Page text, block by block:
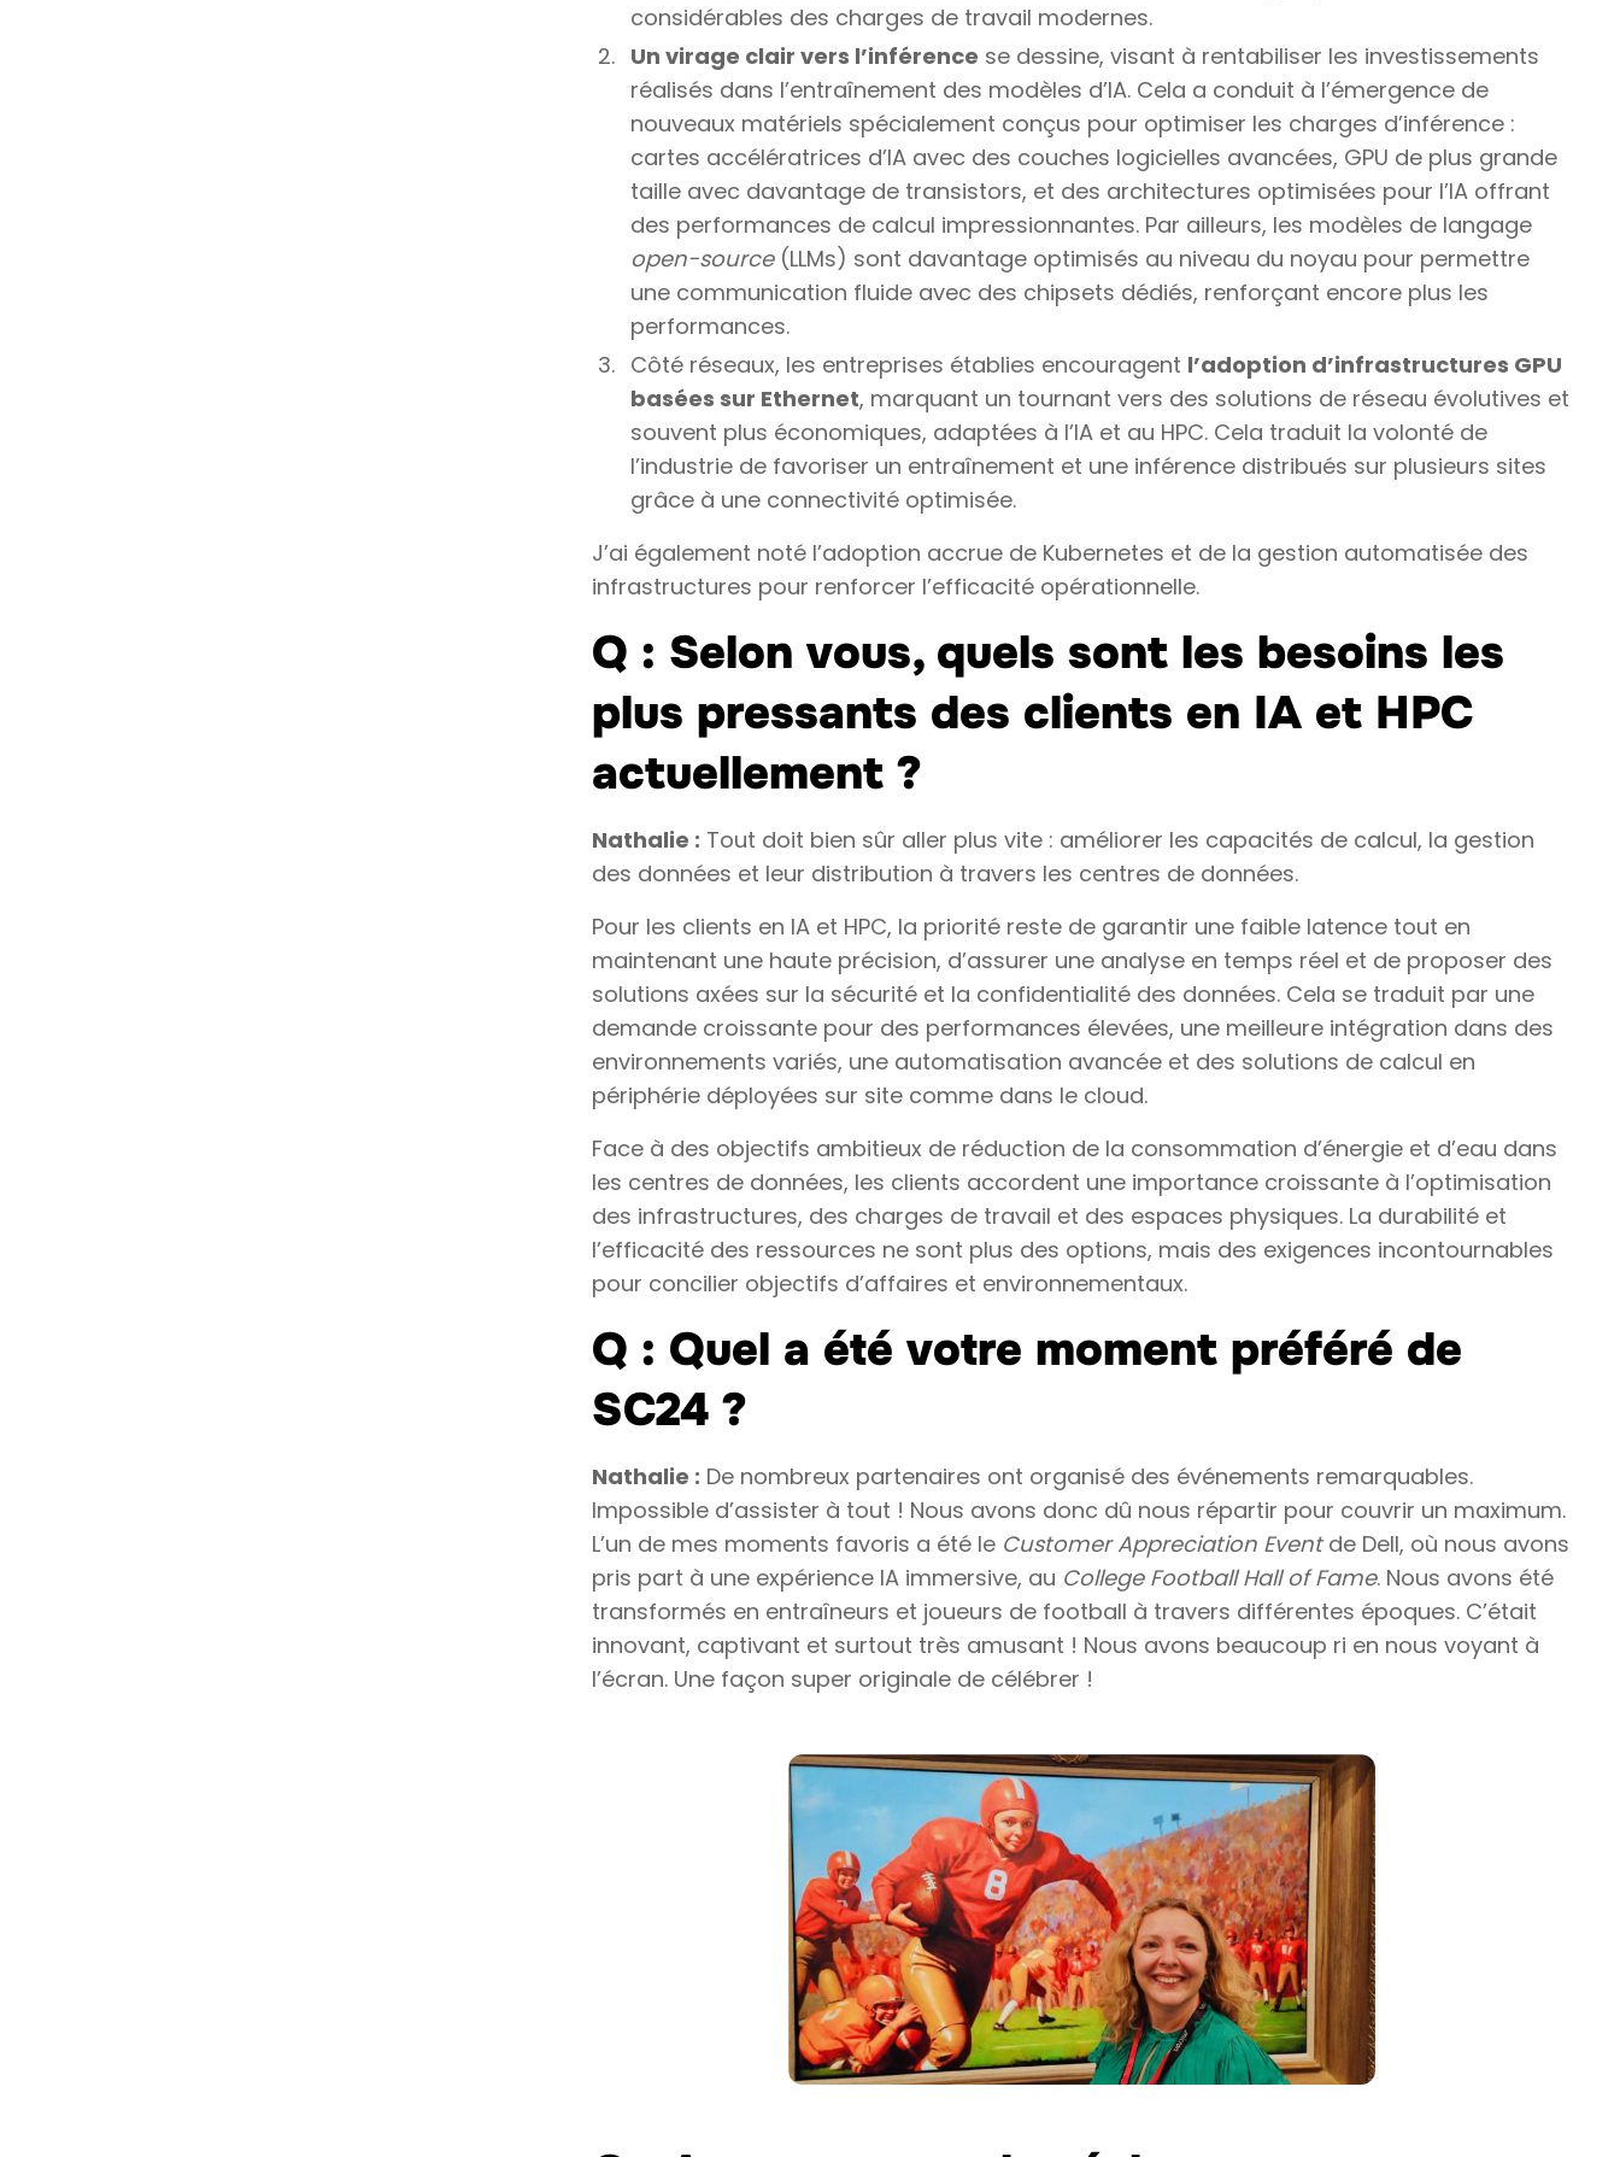
considérables des charges de travail modernes.
Un virage clair vers l’inférence se dessine, visant à rentabiliser les investissements
réalisés dans l’entraînement des modèles d’IA. Cela a conduit à l’émergence de
nouveaux matériels spécialement conçus pour optimiser les charges d’inférence :
cartes accélératrices d’IA avec des couches logicielles avancées, GPU de plus grande
taille avec davantage de transistors, et des architectures optimisées pour l’IA offrant
des performances de calcul impressionnantes. Par ailleurs, les modèles de langage
open-source(LLMs) sont davantage optimisés au niveau du noyau pour permettre
une communication fluide avec des chipsets dédiés, renforçant encore plus les
performances.
Côté réseaux, les entreprises établies encouragent l’adoption d’infrastructures GPU
basées sur Ethernet, marquant un tournant vers des solutions de réseau évolutives et
souvent plus économiques, adaptées à l’IA et au HPC. Cela traduit la volonté de
l’industrie de favoriser un entraînement et une inférence distribués sur plusieurs sites
grâce à une connectivité optimisée.
J’ai également noté l’adoption accrue de Kubernetes et de la gestion automatisée des
infrastructures pour renforcer l’efficacité opérationnelle.
Q : Selon vous, quels sont les besoins les
plus pressants des clients en IA et HPC
actuellement ?
Nathalie : Tout doit bien sûr aller plus vite : améliorer les capacités de calcul, la gestion
des données et leur distribution à travers les centres de données.
Pour les clients en IA et HPC, la priorité reste de garantir une faible latence tout en
maintenant une haute précision, d’assurer une analyse en temps réel et de proposer des
solutions axées sur la sécurité et la confidentialité des données. Cela se traduit par une
demande croissante pour des performances élevées, une meilleure intégration dans des
environnements variés, une automatisation avancée et des solutions de calcul en
périphérie déployées sur site comme dans le cloud.
Face à des objectifs ambitieux de réduction de la consommation d’énergie et d’eau dans
les centres de données, les clients accordent une importance croissante à l’optimisation
des infrastructures, des charges de travail et des espaces physiques. La durabilité et
l’efficacité des ressources ne sont plus des options, mais des exigences incontournables
pour concilier objectifs d’affaires et environnementaux.
Q : Quel a été votre moment préféré de
SC24 ?
Nathalie : De nombreux partenaires ont organisé des événements remarquables.
Impossible d’assister à tout ! Nous avons donc dû nous répartir pour couvrir un maximum.
L’un de mes moments favoris a été le Customer Appreciation Eventde Dell, où nous avons
pris part à une expérience IA immersive, au College Football Hall of Fame. Nous avons été
transformés en entraîneurs et joueurs de football à travers différentes époques. C’était
innovant, captivant et surtout très amusant ! Nous avons beaucoup ri en nous voyant à
l’écran. Une façon super originale de célébrer !